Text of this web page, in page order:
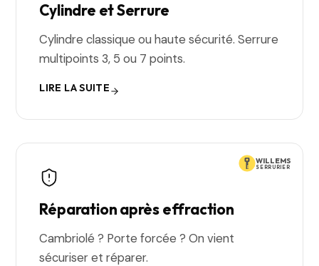
Cylindre et Serrure
Cylindre classique ou haute sécurité. Serrure
multipoints 3, 5 ou 7 points.
LIRE LA SUITE
WILLEMS
SERRURIER
Réparation après effraction
Cambriolé ? Porte forcée ? On vient
sécuriser et réparer.